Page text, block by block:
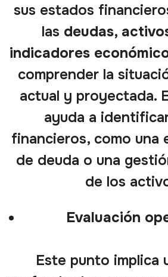
sus estados
las deudas,
indicadores
comprender la
actual y proyectada.
ayuda a
financieros, como una
de deuda o una
de los
Evaluación
Este punto implica